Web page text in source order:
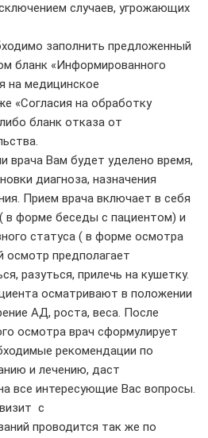
случаев, угрожающих
заполнить предложенный
бланк «Информированного
на медицинское
«Согласия на обработку
бланк отказа от
врача Вам будет уделено время,
диагноза, назначения
Прием врача включает в себя
в форме беседы с пациентом) и
статуса ( в форме осмотра
осмотр предполагает
разуться, прилечь на кушетку.
осматривают в положении
АД, роста, веса. После
осмотра врач сформулирует
рекомендации по
и лечению, даст
все интересующие Вас вопросы.
с
проводится так же по